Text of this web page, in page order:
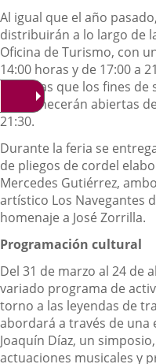
Al igual que el año
distribuirán a lo largo de
Oficina de Turismo, con
14:00 horas y de 17:00 a
mientras que los fines de
permanecerán abiertas
21:30.
Durante la feria se
de pliegos de cordel
Mercedes Gutiérrez,
artístico Los Navegantes
homenaje a José Zorrilla.
Programación cultural
Del 31 de marzo al 24 de
variado programa de
torno a las leyendas de
abordará a través de
Joaquín Díaz, un
actuaciones musicales y